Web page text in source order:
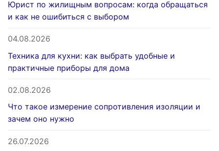
Юрист по жилищным вопросам: когда обращаться
и как не ошибиться с выбором
04.08.2026
Техника для кухни: как выбрать удобные и
практичные приборы для дома
02.08.2026
Что такое измерение сопротивления изоляции и
зачем оно нужно
26.07.2026